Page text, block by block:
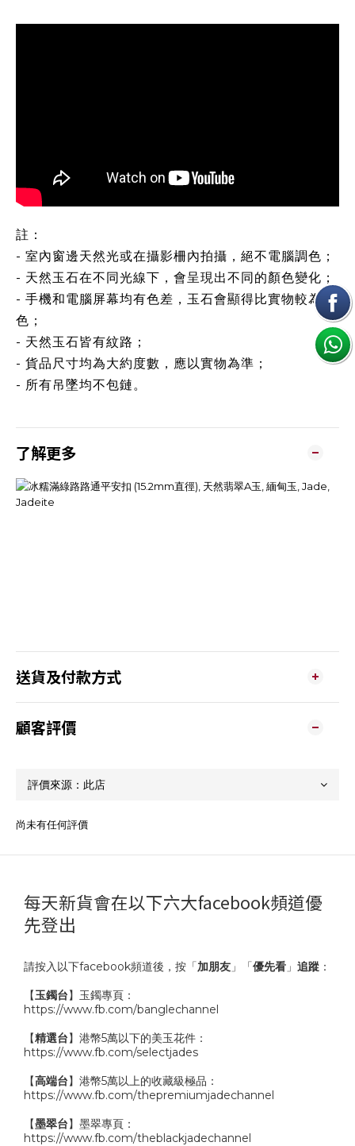
註：
- 室內窗邊天然光或在攝影柵內拍攝，絕不電腦調色；
- 天然玉石在不同光線下，會呈現出不同的顏色變化；
- 手機和電腦屏幕均有色差，玉石會顯得比實物較為鮮
色；
- 天然玉石皆有紋路；
- 貨品尺寸均為大約度數，應以實物為準；
- 所有吊墜均不包鏈。
了解更多
送貨及付款方式
顧客評價
尚未有任何評價
每天新貨會在以下六大facebook頻道優
先登出
請按入以下facebook頻道後，按「加朋友 」「優先看 」 追蹤 ：
【玉鐲台】玉鐲專頁：
https://www.fb.com/banglechannel
【精選台】港幣5萬以下的美玉花件：
https://www.fb.com/selectjades
【高端台】港幣5萬以上的收藏級極品：
https://www.fb.com/thepremiumjadechannel
【墨翠台】墨翠專頁：
https://www.fb.com/theblackjadechannel